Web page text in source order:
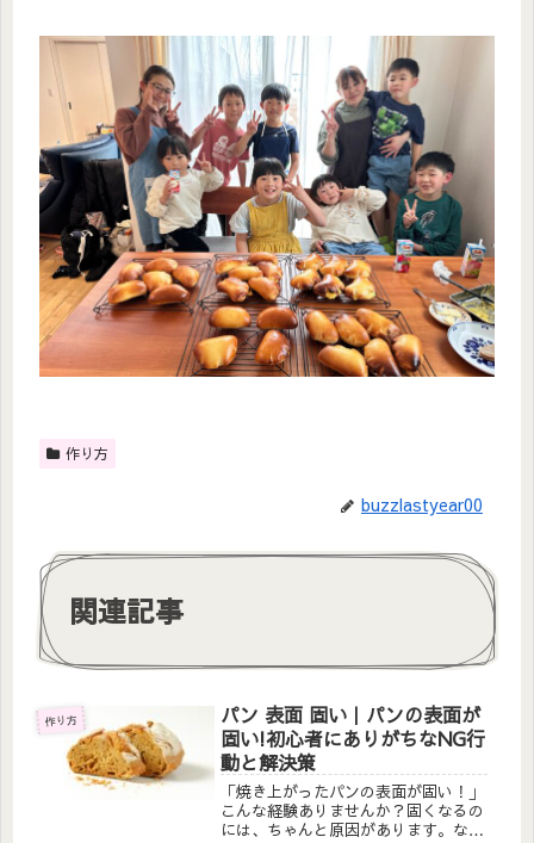
作り方
buzzlastyear00
関連記事
作り方
パン 表面 固い｜パンの表面が
固い!初心者にありがちなNG行
動と解決策
「焼き上がったパンの表面が固い！」
こんな経験ありませんか？固くなるの
には、ちゃんと原因があります。なぜ